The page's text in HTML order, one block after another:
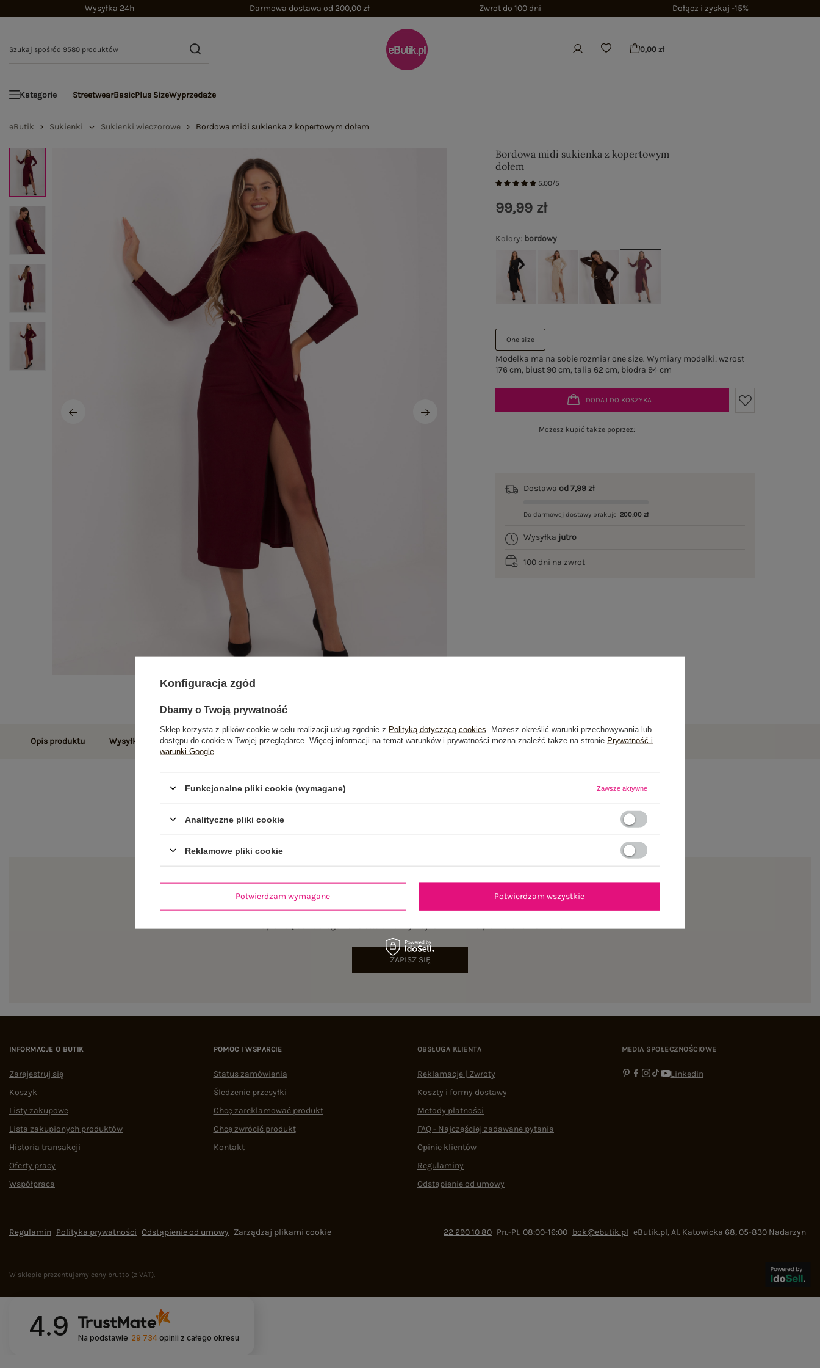
Wysyłka 24h Darmowa dostawa od 200,00 zł Zwrot do 100 dni Dołącz i zyskaj -15%
0,00 zł
Kategorie StreetwearBasicPlus SizeWyprzedaże
eButik Sukienki Sukienki wieczorowe Bordowa midi sukienka z kopertowym dołem
Bordowa midi sukienka z kopertowym
dołem
5.00/5
Kolory: bordowy
One size
Modelka ma na sobie rozmiar one size. Wymiary modelki: wzrost
176 cm, biust 90 cm, talia 62 cm, biodra 94 cm
99,99 zł
DODAJ DO KOSZYKA
Możesz kupić także poprzez:
Dostawaod 7,99 zł
Do darmowej dostawy brakuje 200,00 zł
Wysyłka jutro
100 dni na zwrot
Opis produktu Wysyłka i dostawa Zwroty i reklamacje Opinie o produkcie(2)
ZAPISZ SIĘ
INFORMACJE O BUTIK
Zarejestruj się
Koszyk
Listy zakupowe
Lista zakupionych produktów
Historia transakcji
Oferty pracy
Współpraca
POMOC I WSPARCIE
Status zamówienia
Śledzenie przesyłki
Chcę zareklamować produkt
Chcę zwrócić produkt
Kontakt
OBSŁUGA KLIENTA
Reklamacje | Zwroty
Koszty i formy dostawy
Metody płatności
FAQ - Najczęściej zadawane pytania
Opinie klientów
Regulaminy
Odstąpienie od umowy
MEDIA SPOŁECZNOŚCIOWE
Linkedin
Regulamin Polityka prywatności Odstąpienie od umowy Zarządzaj plikami cookie 22 290 10 80 Pn.-Pt. 08:00-16:00 bok@ebutik.pl eButik.pl,Al. Katowicka 68,05-830 Nadarzyn
W sklepie prezentujemy ceny brutto (z VAT).
4.9 Na podstawie 29 734 opinii z całego okresu
Konfiguracja zgód
Dbamy o Twoją prywatność
Sklep korzysta z plików cookie w celu realizacji usług zgodnie z Polityką dotyczącą cookies . Możesz określić warunki przechowywania lub
dostępu do cookie w Twojej przeglądarce. Więcej informacji na temat warunków i prywatności można znaleźć także na stronie Prywatność i
warunki Google
Funkcjonalne pliki cookie (wymagane) Zawsze aktywne
Analityczne pliki cookie
Reklamowe pliki cookie
Potwierdzam wymagane Potwierdzam wszystkie